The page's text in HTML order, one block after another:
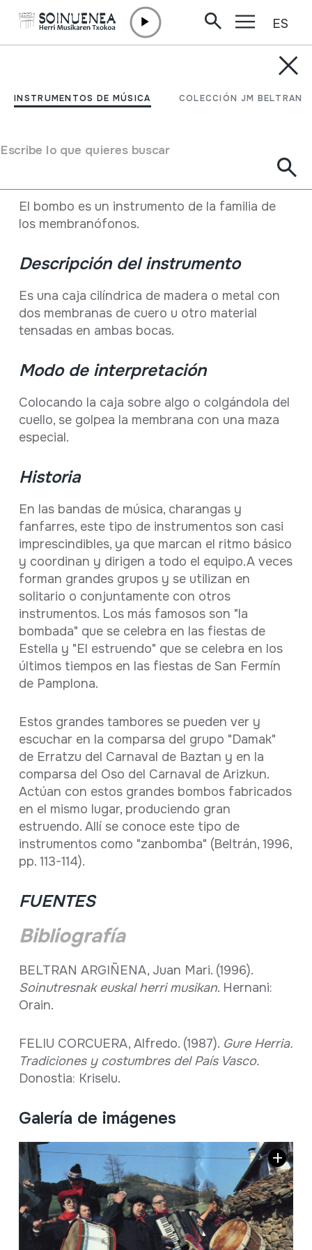
INSTRUMENTOS DE MÚSICA COLECCIÓN JM BELTRAN
Escribe lo que quieres buscar
ES
Bombo, dunba, zanbonba
Membranófonos->Golpeados->
El bombo es un instrumento de la familia de
los membranófonos.
Descripción del instrumento
Es una caja cilíndrica de madera o metal con
dos membranas de cuero u otro material
tensadas en ambas bocas.
Modo de interpretación
Colocando la caja sobre algo o colgándola del
cuello, se golpea la membrana con una maza
especial.
Historia
En las bandas de música, charangas y
fanfarres, este tipo de instrumentos son casi
imprescindibles, ya que marcan el ritmo básico
y coordinan y dirigen a todo el equipo.A veces
forman grandes grupos y se utilizan en
solitario o conjuntamente con otros
instrumentos. Los más famosos son "la
bombada" que se celebra en las fiestas de
Estella y "El estruendo" que se celebra en los
últimos tiempos en las fiestas de San Fermín
de Pamplona.
Estos grandes tambores se pueden ver y
escuchar en la comparsa del grupo "Damak"
de Erratzu del Carnaval de Baztan y en la
comparsa del Oso del Carnaval de Arizkun.
Actúan con estos grandes bombos fabricados
en el mismo lugar, produciendo gran
estruendo. Allí se conoce este tipo de
instrumentos como "zanbomba" (Beltrán, 1996,
pp. 113-114).
FUENTES
Bibliografía
BELTRAN ARGIÑENA, Juan Mari. (1996).
Soinutresnak euskal herri musikan. Hernani:
Orain.
FELIU CORCUERA, Alfredo. (1987). Gure Herria.
Tradiciones y costumbres del País Vasco.
Donostia: Kriselu.
Galería de imágenes